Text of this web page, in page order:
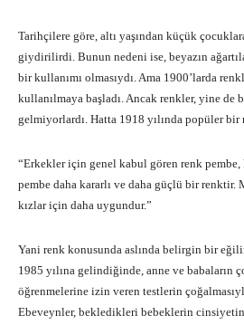
Tarihçilere göre, altı yaşından küçük
giydirilirdi. Bunun nedeni ise, beyazın
bir kullanımı olmasıydı. Ama 1900’larda
kullanılmaya başladı. Ancak renkler, yine de
gelmiyorlardı. Hatta 1918 yılında popüler
“Erkekler için genel kabul gören renk
pembe daha kararlı ve daha güçlü bir
kızlar için daha uygundur.”
Yani renk konusunda aslında belirgin bir
1985 yılına gelindiğinde, anne ve babaların
öğrenmelerine izin veren testlerin
Ebeveynler, bekledikleri bebeklerin